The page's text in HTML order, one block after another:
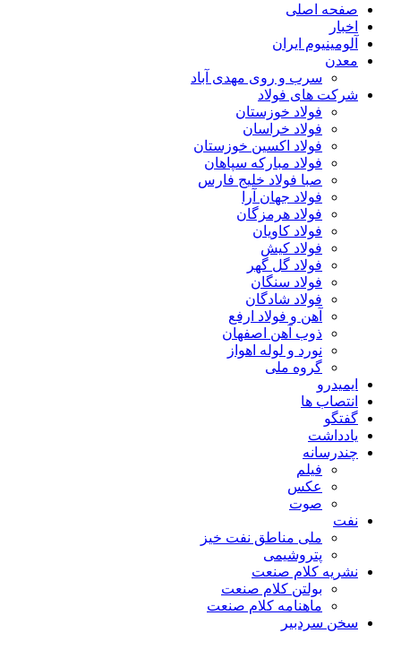
صفحه اصلی
اخبار
آلومینیوم ایران
معدن
سرب و روی مهدی آباد
شرکت های فولاد
فولاد خوزستان
فولاد خراسان
فولاد اکسین خوزستان
فولاد مبارکه سپاهان
صبا فولاد خلیج فارس
فولاد جهان آرا
فولاد هرمزگان
فولاد کاویان
فولاد کیش
فولاد گل گهر
فولاد سنگان
فولاد شادگان
آهن و فولاد ارفع
ذوب آهن اصفهان
نورد و لوله اهواز
گروه ملی
ایمیدرو
انتصاب ها
گفتگو
یادداشت
چندرسانه
فیلم
عکس
صوت
نفت
ملی مناطق نفت خیز
پتروشیمی
نشریه کلام صنعت
بولتن کلام صنعت
ماهنامه کلام صنعت
سخن سردبیر